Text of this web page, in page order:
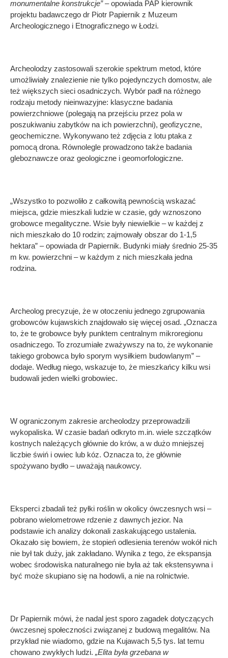
monumentalne konstrukcje” –opowiada PAP kierownik
projektu badawczego dr Piotr Papiernik z Muzeum
Archeologicznego i Etnograficznego w Łodzi.
Archeolodzy zastosowali szerokie spektrum metod, które
umożliwiały znalezienie nie tylko pojedynczych domostw, ale
też większych sieci osadniczych. Wybór padł na różnego
rodzaju metody nieinwazyjne: klasyczne badania
powierzchniowe (polegają na przejściu przez pola w
poszukiwaniu zabytków na ich powierzchni), geofizyczne,
geochemiczne. Wykonywano też zdjęcia z lotu ptaka z
pomocą drona. Równolegle prowadzono także badania
gleboznawcze oraz geologiczne i geomorfologiczne.
„Wszystko to pozwoliło z całkowitą pewnością wskazać
miejsca, gdzie mieszkali ludzie w czasie, gdy wznoszono
grobowce megalityczne. Wsie były niewielkie – w każdej z
nich mieszkało do 10 rodzin; zajmowały obszar do 1-1,5
hektara” – opowiada dr Papiernik. Budynki miały średnio 25-35
m kw. powierzchni – w każdym z nich mieszkała jedna
rodzina.
Archeolog precyzuje, że w otoczeniu jednego zgrupowania
grobowców kujawskich znajdowało się więcej osad. „Oznacza
to, że te grobowce były punktem centralnym mikroregionu
osadniczego. To zrozumiałe zważywszy na to, że wykonanie
takiego grobowca było sporym wysiłkiem budowlanym” –
dodaje. Według niego, wskazuje to, że mieszkańcy kilku wsi
budowali jeden wielki grobowiec.
W ograniczonym zakresie archeolodzy przeprowadzili
wykopaliska. W czasie badań odkryto m.in. wiele szczątków
kostnych należących głównie do krów, a w dużo mniejszej
liczbie świń i owiec lub kóz. Oznacza to, że głównie
spożywano bydło – uważają naukowcy.
Eksperci zbadali też pyłki roślin w okolicy ówczesnych wsi –
pobrano wielometrowe rdzenie z dawnych jezior. Na
podstawie ich analizy dokonali zaskakującego ustalenia.
Okazało się bowiem, że stopień odlesienia terenów wokół nich
nie był tak duży, jak zakładano. Wynika z tego, że ekspansja
wobec środowiska naturalnego nie była aż tak ekstensywna i
być może skupiano się na hodowli, a nie na rolnictwie.
Dr Papiernik mówi, że nadal jest sporo zagadek dotyczących
ówczesnej społeczności związanej z budową megalitów. Na
przykład nie wiadomo, gdzie na Kujawach 5,5 tys. lat temu
chowano zwykłych ludzi. „Elita była grzebana w